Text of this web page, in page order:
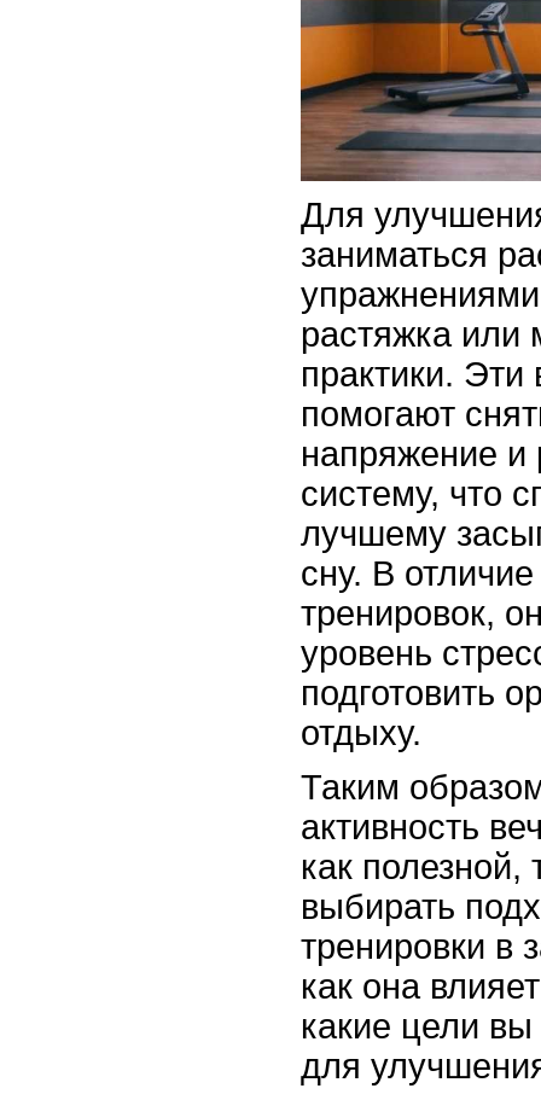
Для
заниматься
растяжка или
практики. Эти
помогают
напряжение и
систему, что
лучшему
сну. В
тренировок,
уровень
подготовить
отдыху.
Таким
активность
как
выбирать
тренировки в
как она
какие цели
для